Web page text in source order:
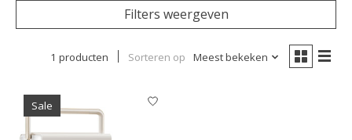
Filters weergeven
1 producten Sorteren op Meest bekeken
Sale